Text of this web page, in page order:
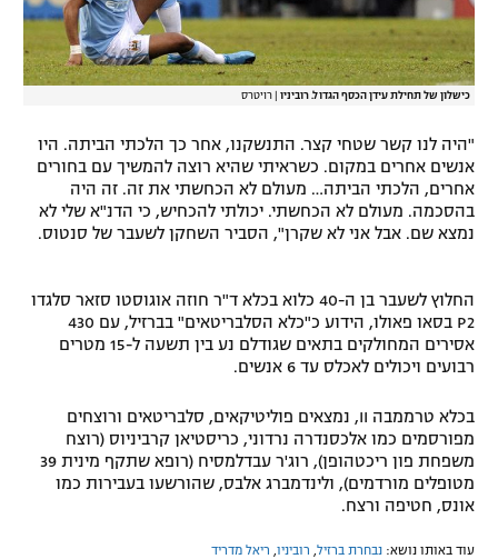
המגזין
כישלון של תחילת עידן הכסף הגדול. רוביניו רויטרס
"היה לנו קשר שטחי קצר. התנשקנו, אחר כך הלכתי הביתה. היו
אנשים אחרים במקום. כשראיתי שהיא רוצה להמשיך עם בחורים
אחרים, הלכתי הביתה… מעולם לא הכחשתי את זה. זה היה
בהסכמה. מעולם לא הכחשתי. יכולתי להכחיש, כי הדנ"א שלי לא
נמצא שם. אבל אני לא שקרן", הסביר השחקן לשעבר של סנטוס.
החלוץ לשעבר בן ה-40 כלוא בכלא ד"ר חוזה אוגוסטו סזאר סלגדו
P2 בסאו פאולו, הידוע כ"כלא הסלבריטאים" בברזיל, עם 430
אסירים המחולקים בתאים שגודלם נע בין תשעה ל-15 מטרים
רבועים ויכולים לאכלס עד 6 אנשים.
בכלא טרממבה II, נמצאים פוליטיקאים, סלבריטאים ורוצחים
מפורסמים כמו אלכסנדרה נרדוני, כריסטיאן קרביניוס (רוצח
משפחת פון ריכטהופן), רוג'ר עבדלמסיח (רופא שתקף מינית 39
מטופלים מורדמים), ולינדמברג אלבס, שהורשעו בעבירות כמו
אונס, חטיפה ורצח.
עוד באותו נושא: נבחרת ברזיל, רוביניו, ריאל מדריד